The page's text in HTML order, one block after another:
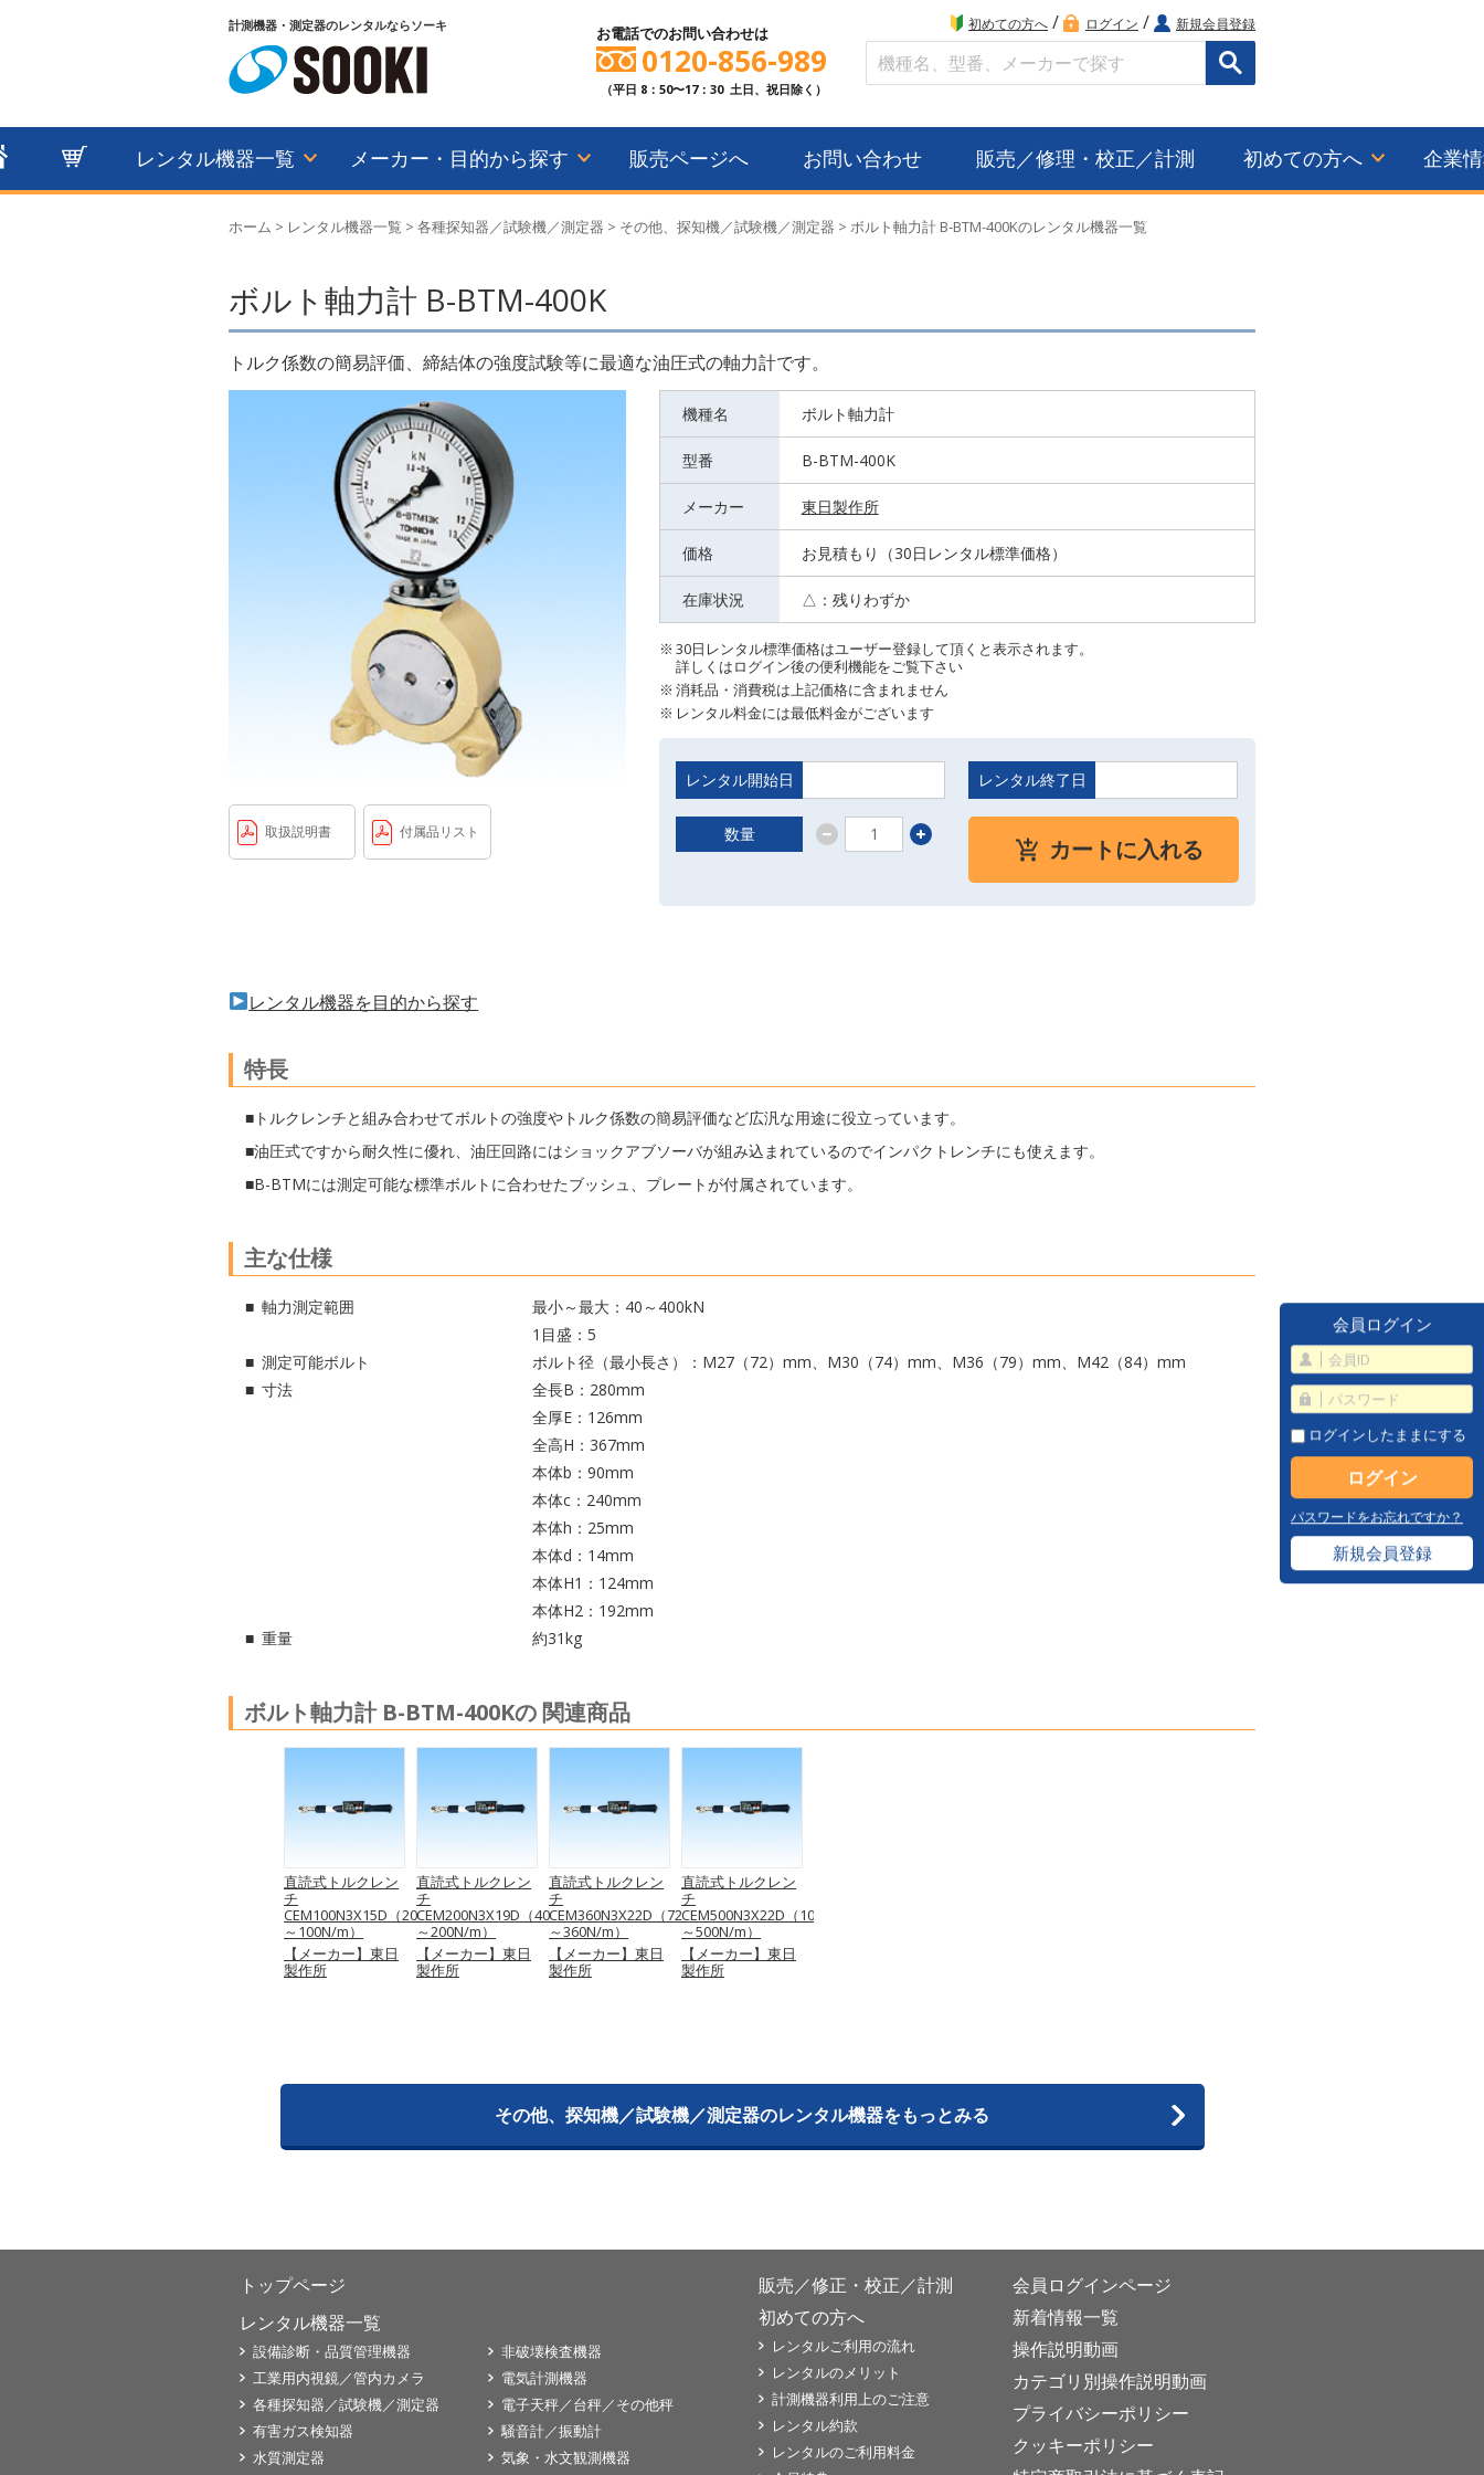
計測機器・測定器のレンタルならソーキ お電話でのお問い合わせは
0120-856-989
（平日 8：50〜17：30 土日、祝日除く）
初めての方へ / ログイン / 新規会員登録
レンタル機器一覧 メーカー・目的から探す 販売ページへ お問い合わせ 販売／修理・校正／計測 初めての方へ 企業
ホーム > レンタル機器一覧 > 各種探知器／試験機／測定器 > その他、探知機／試験機／測定器 > ボルト軸力計 B-BTM-400Kのレンタル機器一覧
ボルト軸力計 B-BTM-400K
トルク係数の簡易評価、締結体の強度試験等に最適な油圧式の軸力計です。
取扱説明書 付属品リスト
機種名 ボルト軸力計
型番 B-BTM-400K
メーカー 東日製作所
価格 お見積もり（30日レンタル標準価格）
在庫状況 △：残りわずか
30日レンタル標準価格はユーザー登録して頂くと表示されます。
詳しくはログイン後の便利機能をご覧下さい
消耗品・消費税は上記価格に含まれません
レンタル料金には最低料金がございます
レンタル開始日 レンタル終了日
数量
カートに入れる
レンタル機器を目的から探す
特長
■トルクレンチと組み合わせてボルトの強度やトルク係数の簡易評価など広汎な用途に役立っています。
■油圧式ですから耐久性に優れ、油圧回路にはショックアブソーバが組み込まれているのでインパクトレンチにも使えます。
■B-BTMには測定可能な標準ボルトに合わせたブッシュ、プレートが付属されています。
主な仕様
軸力測定範囲
最小～最大：40～400kN
1目盛：5
測定可能ボルト
ボルト径（最小長さ）：M27（72）mm、M30（74）mm、M36（79）mm、M42（84）mm
寸法
全長B：280mm
全厚E：126mm
全高H：367mm
本体b：90mm
本体c：240mm
本体h：25mm
本体d：14mm
本体H1：124mm
本体H2：192mm
重量
約31kg
ボルト軸力計 B-BTM-400Kの 関連商品
直読式トルクレン
チ
CEM100N3X15D（20
～100N/m）
【メーカー】東日
製作所
直読式トルクレン
チ
CEM200N3X19D（40
～200N/m）
【メーカー】東日
製作所
直読式トルクレン
チ
CEM360N3X22D（72
～360N/m）
【メーカー】東日
製作所
直読式トルクレン
チ
CEM500N3X22D（100
～500N/m）
【メーカー】東日
製作所
その他、探知機／試験機／測定器のレンタル機器をもっとみる
会員ログイン
ログインしたままにする
パスワードをお忘れですか？
新規会員登録
トップページ
レンタル機器一覧
設備診断・品質管理機器
非破壊検査機器
工業用内視鏡／管内カメラ
電気計測機器
各種探知器／試験機／測定器
電子天秤／台秤／その他秤
有害ガス検知器
騒音計／振動計
水質測定器
気象・水文観測機器
販売／修正・校正／計測
初めての方へ
レンタルご利用の流れ
レンタルのメリット
計測機器利用上のご注意
レンタル約款
レンタルのご利用料金
会員ログインページ
新着情報一覧
操作説明動画
カテゴリ別操作説明動画
プライバシーポリシー
クッキーポリシー